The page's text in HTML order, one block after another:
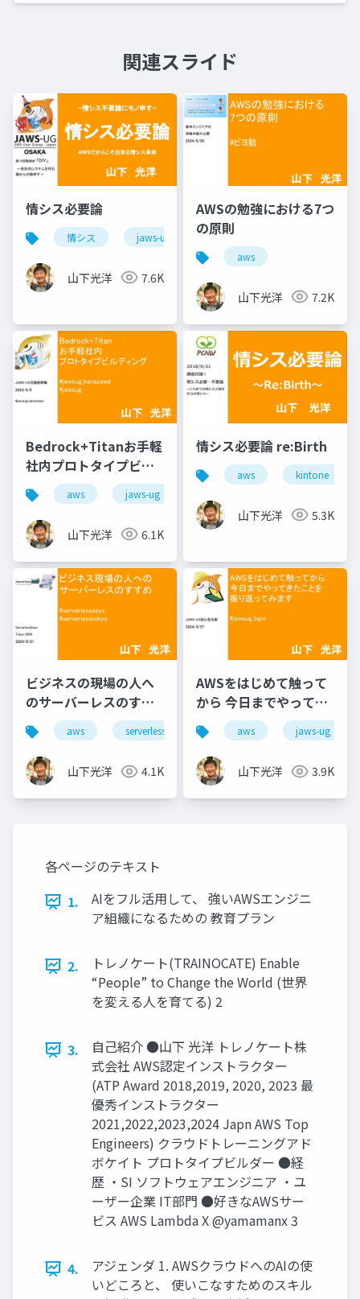
関連スライド
情シス必要論
情シス jaws-ug aws
山下光洋 7.6K
AWSの勉強における7つ
の原則
aws
山下光洋 7.2K
Bedrock+Titanお手軽
社内プロトタイプビル
ディングaws jaws-ug
山下光洋 6.1K
情シス必要論 re:Birth
aws kintone
山下光洋 5.3K
ビジネスの現場の人へ
のサーバーレスのすす
め
aws serverless lambda stepfunctions
山下光洋 4.1K
AWSをはじめて触って
から 今日までやってき
たことを 振り返ってみ
ます
aws jaws-ug
山下光洋 3.9K
各ページのテキスト
1.
AIをフル活用して、 強いAWSエンジニ
ア組織になるための 教育プラン
2.
トレノケート(TRAINOCATE) Enable
“People” to Change the World (世界
を変える人を育てる) 2
3.
自己紹介 ●山下 光洋 トレノケート株
式会社 AWS認定インストラクター
(ATP Award 2018,2019, 2020, 2023 最
優秀インストラクター
2021,2022,2023,2024 Japn AWS Top
Engineers) クラウドトレーニングアド
ボケイト プロトタイプビルダー ●経
歴 ・SI ソフトウェアエンジニア ・ユ
ーザー企業 IT部門 ●好きなAWSサー
ビス AWS Lambda X @yamamanx 3
4.
アジェンダ 1. AWSクラウドへのAIの使
いどころと、 使いこなすためのスキル